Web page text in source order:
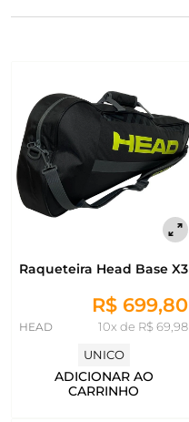
Raqueteira Head Base X3
R$ 699,80
10x de R$ 69,98
HEAD
UNICO
ADICIONAR AO
CARRINHO